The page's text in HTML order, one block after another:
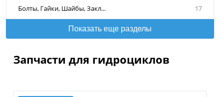
Болты, Гайки, Шайбы, Закл... 17
Показать еще разделы
Запчасти для гидроциклов